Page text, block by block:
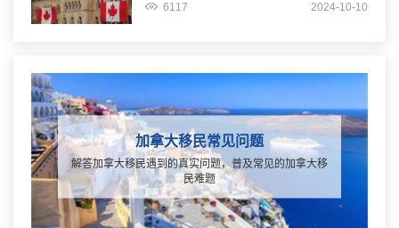
6117 2024-10-10
加拿大移民常见问题
解答加拿大移民遇到的真实问题，普及常见的加拿大移
民难题